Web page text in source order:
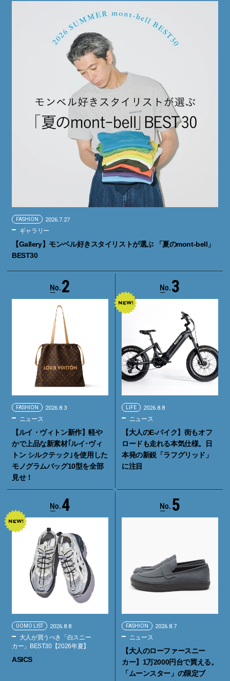
FASHION 2026.7.27
ギャラリー
【Gallery】モンベル好きスタイリストが選ぶ 「夏のmont-bell」
BEST30
2
FASHION 2026.8.3
ニュース
【ルイ・ヴィトン新作】軽や
かで上品な新素材｢ルイ･ヴィ
トン シルクテック｣を使用した
モノグラムバッグ10型を全部
見せ！
3
LIFE 2026.8.8
ニュース
【大人のE-バイク】街もオフ
ロードも走れる本気仕様。日
本発の新鋭「ラフグリッド」
に注目
4
UOMO LIST 2026.8.8
大人が買うべき「白スニー
カー」BEST30【2026年夏】
ASICS
5
FASHION 2026.8.7
ニュース
【大人のローファースニー
カー】1万2000円台で買える。
「ムーンスター」の限定ブ